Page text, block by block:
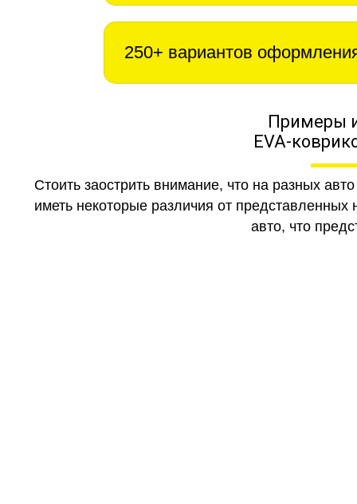
250+ вариантов
Примеры
EVA-
Стоить заострить внимание, что на разных
иметь некоторые различия от
авто, что